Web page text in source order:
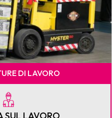
DI LAVORO